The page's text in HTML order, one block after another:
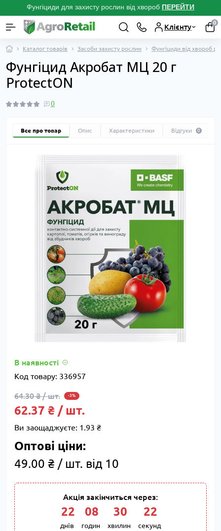
Фунгіциди для захисту рослин від хвороб ПЕРЕЙТИ
Клієнту
0
Каталог товарів Засоби захисту рослин Фунгіциди від хвороб
Фунгіцид Акробат МЦ 20 г
ProtectON
0
Все про товар Опис Характеристики Відгуки 0
В наявності
Код товару: 336957
64.30 ₴ / шт. -3%
62.37 ₴ / шт.
Ви заощаджуєте: 1.93 ₴
Оптові ціни:
49.00 ₴ / шт. від 10
Акція закінчиться через:
22
днів
08
годин
30
хвилин
21
секунд